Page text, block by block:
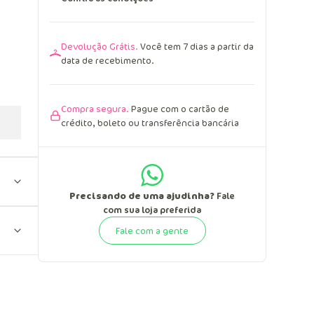
Devolução Grátis. Você tem 7 dias a partir da
data de recebimento.
Compra segura. Pague com o cartão de
crédito, boleto ou transferência bancária
Precisando de uma ajudinha? Fale
com sua loja preferida
Fale com a gente